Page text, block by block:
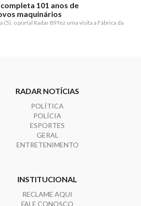
101 anos de
maquinários
(5), o portal Radar 89 fez uma visita a Fábrica da
RADAR NOTÍCIAS
POLÍTICA
POLÍCIA
ESPORTES
GERAL
ENTRETENIMENTO
INSTITUCIONAL
RECLAME AQUI
FALE CONOSCO